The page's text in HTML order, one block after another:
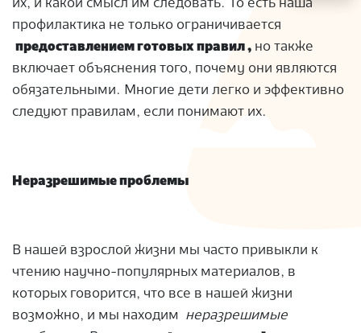
их, и какой смысл им следовать. То есть наша
профилактика не только ограничивается
предоставлением готовых правил , но также
включает объяснения того, почему они являются
обязательными. Многие дети легко и эффективно
следуют правилам, если понимают их.
Неразрешимые проблемы
В нашей взрослой жизни мы часто привыкли к
чтению научно-популярных материалов, в
которых говорится, что все в нашей жизни
возможно, и мы находим неразрешимые